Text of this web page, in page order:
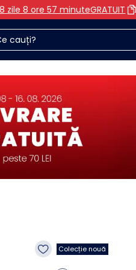
8 zile 8 ore 57 minuteGRATUIT
Colecție nouă